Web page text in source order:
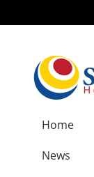
Home
News